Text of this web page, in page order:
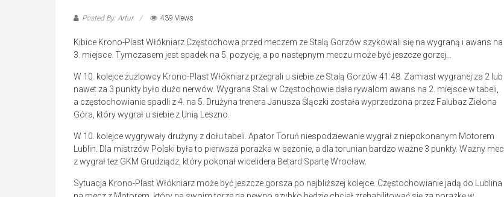
Posted By: Artur 439 Views
Kibice Krono-Plast Włókniarz Częstochowa przed meczem ze Stalą Gorzów szykowali się na wygraną i awans na
3. miejsce. Tymczasem jest spadek na 5. pozycję, a po następnym meczu może być jeszcze gorzej…
W 10. kolejce żużlowcy Krono-Plast Włókniarz przegrali u siebie ze Stalą Gorzów 41:48. Zamiast wygranej za 2 lub
nawet za 3 punkty było dużo nerwów. Wygrana Stali w Częstochowie dała rywalom awans na 2. miejsce w tabeli,
a częstochowianie spadli z 4. na 5. Drużyna trenera Janusza Ślączki została wyprzedzona przez Falubaz Zielona
Góra, który wygrał u siebie z Unią Leszno.
W 10. kolejce wygrywały drużyny z dołu tabeli. Apator Toruń niespodziewanie wygrał z niepokonanym Motorem
Lublin. Dla mistrzów Polski była to pierwsza porażka w sezonie, a dla torunian bardzo ważne 3 punkty. Ważny mec
z wygrał też GKM Grudziądz, który pokonał wicelidera Betard Spartę Wrocław.
Sytuacja Krono-Plast Włókniarz może być jeszcze gorsza po najbliższej kolejce. Częstochowianie jadą do Lublina